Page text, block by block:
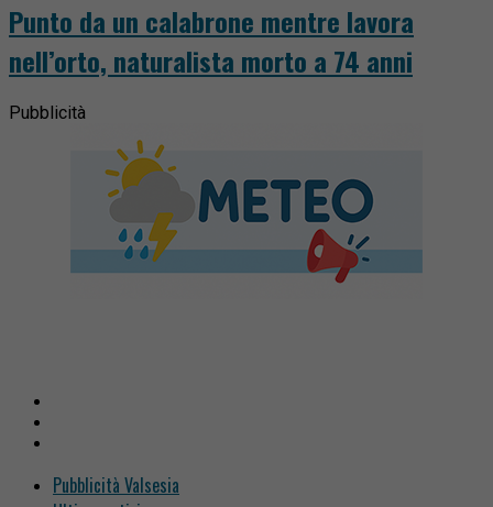
Punto da un calabrone mentre lavora
nell’orto, naturalista morto a 74 anni
Pubblicità
Pubblicità Valsesia